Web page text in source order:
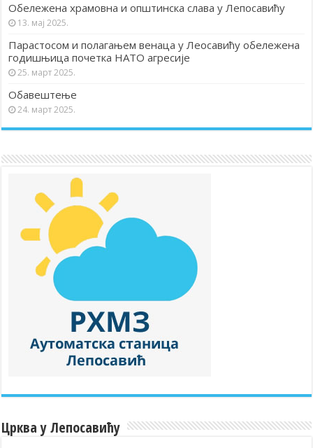
Обележена храмовна и општинска слава у Лепосавићу
13. мај 2025.
Парастосом и полагањем венаца у Леосавићу обележена
годишњица почетка НАТО агресије
25. март 2025.
Обавештење
24. март 2025.
Црква у Лепосавићу